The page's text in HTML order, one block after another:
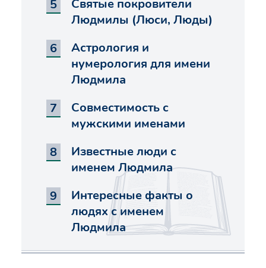
Святые покровители
Людмилы (Люси, Люды)
Астрология и
нумерология для имени
Людмила
Совместимость с
мужскими именами
Известные люди с
именем Людмила
Интересные факты о
людях с именем
Людмила